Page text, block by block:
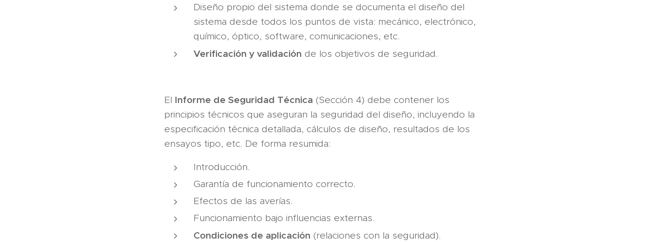
Diseño propio del sistema donde se documenta el diseño del
sistema desde todos los puntos de vista: mecánico, electrónico,
químico, óptico, software, comunicaciones, etc.
Verificación y validación de los objetivos de seguridad.
El Informe de Seguridad Técnica (Sección 4) debe contener los
principios técnicos que aseguran la seguridad del diseño, incluyendo la
especificación técnica detallada, cálculos de diseño, resultados de los
ensayos tipo, etc. De forma resumida:
Introducción.
Garantía de funcionamiento correcto.
Efectos de las averías.
Funcionamiento bajo influencias externas.
Condiciones de aplicación (relaciones con la seguridad).